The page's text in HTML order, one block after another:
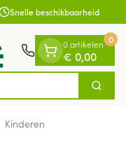
Snelle beschikbaarheid
Zoek
0 artikelen
€ 0,00
0
Kinderen